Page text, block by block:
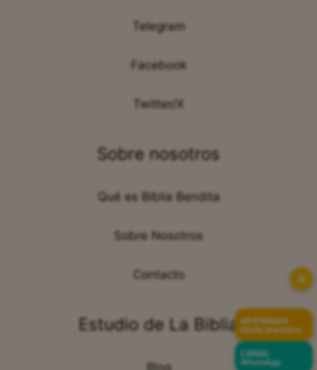
Telegram
Facebook
Twitter/X
Sobre nosotros
Qué es Biblia Bendita
Sobre Nosotros
Contacto
Estudio de La Biblia
✕
APÓYANOS
Hazte miembro
CANAL
WhatsApp